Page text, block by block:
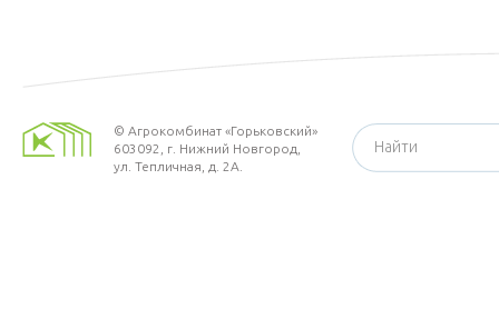
© Агрокомбинат «Горьковский»
603092, г. Нижний Новгород
ул. Тепличная, д. 2А.